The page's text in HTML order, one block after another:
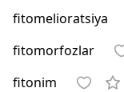
fitomelioratsiya
fitomorfozlar
fitonim